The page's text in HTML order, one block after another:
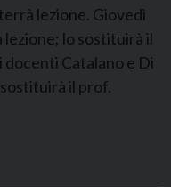
lezione. Giovedì
lo sostituirà il
Catalano e Di
il prof.